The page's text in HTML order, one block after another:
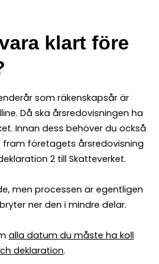
klart före
som räkenskapsår är
Då ska årsredovisningen ha
Innan dess behöver du också
företagets årsredovisning
2 till Skatteverket.
men processen är egentligen
ner den i mindre delar.
alla datum du måste ha koll
deklaration.